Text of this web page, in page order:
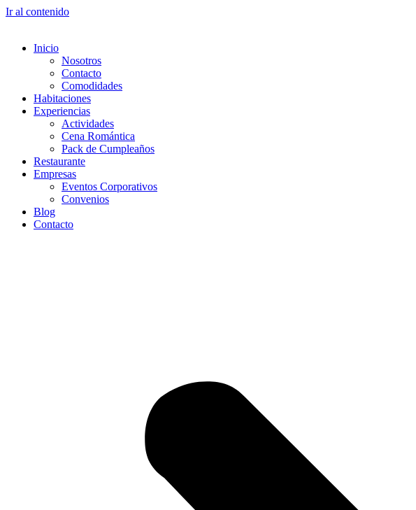
Ir al contenido
Inicio
Nosotros
Contacto
Comodidades
Habitaciones
Experiencias
Actividades
Cena Romántica
Pack de Cumpleaños
Restaurante
Empresas
Eventos Corporativos
Convenios
Blog
Contacto